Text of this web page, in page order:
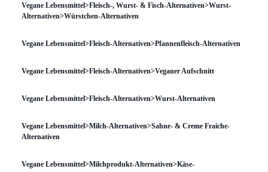
Vegane Lebensmittel>Fleisch-, Wurst- & Fisch-Alternativen>Wurst-
Alternativen>Würstchen-Alternativen
Vegane Lebensmittel>Fleisch-Alternativen>Pfannenfleisch-Alternativen
Vegane Lebensmittel>Fleisch-Alternativen>Veganer Aufschnitt
Vegane Lebensmittel>Fleisch-Alternativen>Wurst-Alternativen
Vegane Lebensmittel>Milch-Alternativen>Sahne- & Creme Fraiche-
Alternativen
Vegane Lebensmittel>Milchprodukt-Alternativen>Käse-